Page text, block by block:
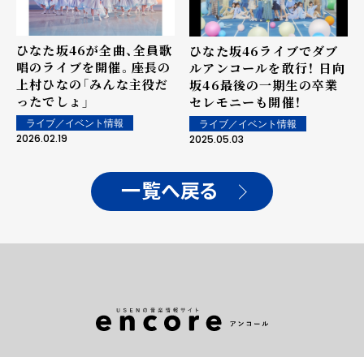
ひなた坂46が全曲、全員歌
唱のライブを開催。座長の
上村ひなの「みんな主役だ
ったでしょ」
ライブ／イベント情報
2026.02.19
ひなた坂46ライブでダブ
ルアンコールを敢行！ 日向
坂46最後の一期生の卒業
セレモニーも開催！
ライブ／イベント情報
2025.05.03
一覧へ戻る